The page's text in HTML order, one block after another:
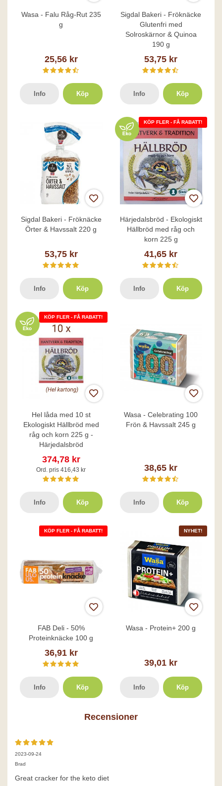
Wasa - Falu Råg-Rut 235
g
25,56 kr
Info Köp
Sigdal Bakeri - Fröknäcke
Glutenfri med
Solroskärnor & Quinoa
190 g
53,75 kr
Info Köp
Sigdal Bakeri - Fröknäcke
Örter & Havssalt 220 g
53,75 kr
Info Köp
KÖP FLER - FÅ RABATT!
Härjedalsbröd - Ekologiskt
Hällbröd med råg och
korn 225 g
41,65 kr
Info Köp
KÖP FLER - FÅ RABATT!
Hel låda med 10 st
Ekologiskt Hällbröd med
råg och korn 225 g -
Härjedalsbröd
374,78 kr
Ord. pris 416,43 kr
Info Köp
Wasa - Celebrating 100
Frön & Havssalt 245 g
38,65 kr
Info Köp
KÖP FLER - FÅ RABATT!
FAB Deli - 50%
Proteinknäcke 100 g
36,91 kr
Info Köp
NYHET!
Wasa - Protein+ 200 g
39,01 kr
Info Köp
Recensioner
2023-09-24
Brad
Great cracker for the keto diet